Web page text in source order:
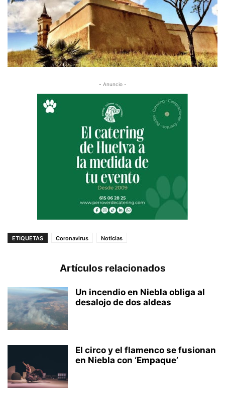
- Anuncio -
ETIQUETAS Coronavirus Noticias
Artículos relacionados
Un incendio en Niebla obliga al
desalojo de dos aldeas
El circo y el flamenco se fusionan
en Niebla con ‘Empaque’